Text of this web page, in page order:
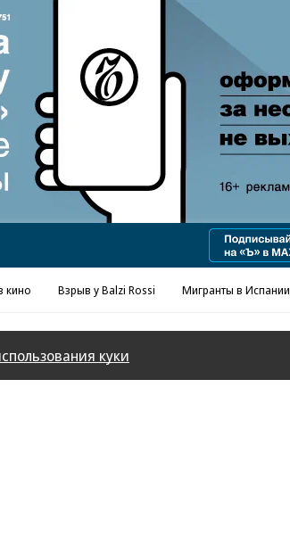
Реклама в «Ъ» www.kommersant.ru/ad
кино Взрыв у Balzi Rossi Мигранты в Испании
куки